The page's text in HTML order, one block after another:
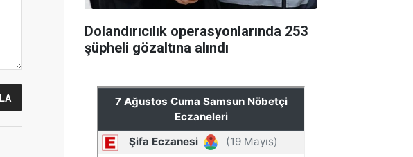
Dolandırıcılık operasyonlarında 253
şüpheli gözaltına alındı